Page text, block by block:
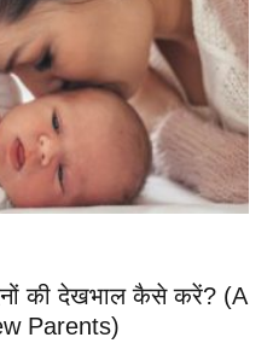
की देखभाल कैसे करें? (A
Parents)